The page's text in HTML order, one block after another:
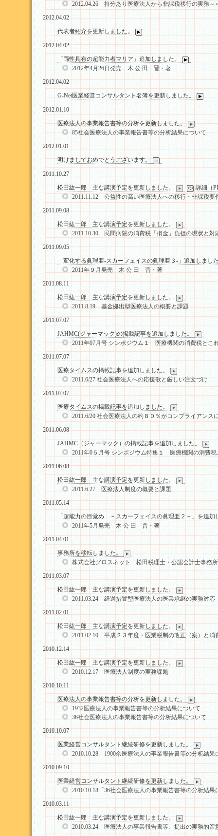
2012.04.26 持分あり医療法人から非課税移行の実務
2012.04.02
代表者紹介を更新しました。
2012.04.02
「両性具有の超能力者マリア」追加しました。
2012年4月26日発売 木 公 田 晋・著
2012.04.02
G-Net医業経営コンサルタント名簿を更新しました。
2012.01.10
医療法人の事業報告書等の分析を更新しました。
85社会医療法人の事業報告書等の分析結果について
2012.01.01
明けましておめでとうございます。
2011.10.27
松田紘一郎 主な講演予定を更新しました。
詳細（
2011.11.12 公益性の高い医療法人への移行・非課税要
2011.09.08
松田紘一郎 主な講演予定を更新しました。
2011.10.30 民間病院の消費税「損金」負担の現状と対
2011.09.05
「変化する眞理亜-スカーフェイスの眞理亜３-」追加しまし
2011年９月発売 木 公 田 晋・著
2011.08.11
松田紘一郎 主な講演予定を更新しました。
2011.8.19 基金拠出型医療法人の概要と課題
2011.07.07
JAHMC(ジャーマック)の掲載記事を追加しました。
2011年07月号 シンポジウム１ 医療機関の消費税とこ
2011.07.07
医療タイムスの掲載記事を追加しました。
2011.6/27 社会医療法人への応援歌と厳しい注文づけ
2011.07.07
医療タイムスの掲載記事を追加しました。
2011.6/20 社会医療法人の約８０％がコンプライアンス
2011.06.08
JAHMC（ジャーマック）の掲載記事を追加しました。
2011年0５月号 シンポジウム特集１ 医療機関の消費
2011.06.08
松田紘一郎 主な講演予定を更新しました。
2011.6.27 医療法人制度の概要と課題
2011.05.14
「超能力の目覚め －スカーフェイスの眞理亜２－」を追加
2011年5月発売 木 公 田 晋・著
2011.04.01
事務所を移転しました。
株式会社グロスネット 松田税理士・公認会計士事務所
2011.03.07
松田紘一郎 主な講演予定を更新しました。
2011.03.24 経過措置型医療法人の医業承継の実務対応
2011.02.01
松田紘一郎 主な講演予定を更新しました。
2011.02.10 平成２３年度・医業税制の改正（案）と消
2010.12.14
松田紘一郎 主な講演予定を更新しました。
2010.12.17 医療法人制度の実務課題
2010.10.11
医療法人の事業報告書等の分析を更新しました。
1932医療法人の事業報告書等の分析結果について
36社会医療法人の事業報告書等の分析結果について
2010.10.07
医業経営コンサルタント継続研修を更新しました。
2010.10.28「1900余医療法人の事業報告書等の分析結果
2010.09.10
医業経営コンサルタント継続研修を更新しました。
2010.10.18「36社会医療法人の事業報告書等の分析結果
2010.03.11
松田紘一郎 主な講演予定を更新しました。
2010.03.24「医療法人の事業報告書等、提出の実務的